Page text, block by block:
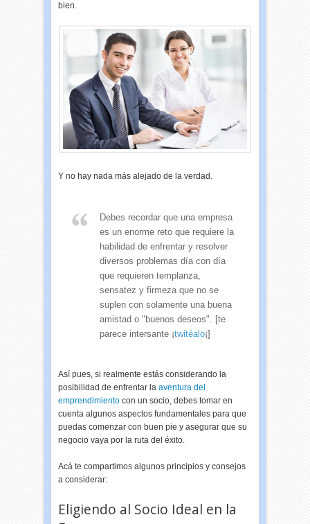
bien.
Y no hay nada más alejado de la verdad.
Debes recordar que una empresa
es un enorme reto que requiere la
habilidad de enfrentar y resolver
diversos problemas día con día
que requieren templanza,
sensatez y firmeza que no se
suplen con solamente una buena
amistad o "buenos deseos". [te
parece intersante ¡twitéalo¡]
Así pues, si realmente estás considerando la
posibilidad de enfrentar laaventura del
emprendimiento con un socio, debes tomar en
cuenta algunos aspectos fundamentales para que
puedas comenzar con buen pie y asegurar que su
negocio vaya por la ruta del éxito.
Acá te compartimos algunos principios y consejos
a considerar:
Eligiendo al Socio Ideal en la